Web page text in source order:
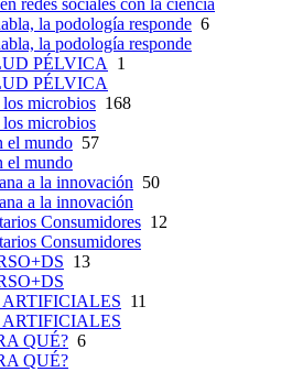
en redes sociales con la ciencia
la podología responde 6
la podología responde
PÉLVICA
1
PÉLVICA
microbios 168
microbios
el mundo 57
el mundo
a la innovación 50
a la innovación
Consumidores 12
Consumidores
13
ARTIFICIALES 11
ARTIFICIALES
QUÉ? 6
QUÉ?